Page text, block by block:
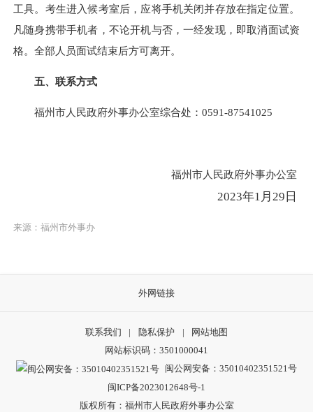
工具。考生进入候考室后，应将手机关闭并存放在指定位置。
凡随身携带手机者，不论开机与否，一经发现，即取消面试资
格。全部人员面试结束后方可离开。
五、联系方式
福州市人民政府外事办公室综合处： 0591-87541025
福州市人民政府外事办公室
2023年1月29日
来源：福州市外事办
外网链接
联系我们 | 隐私保护 |
网站地图
网站标识码：3501000041
闽公网安备：35010402351521号
闽ICP备2023012648号-1
版权所有：福州市人民政府外事办公室